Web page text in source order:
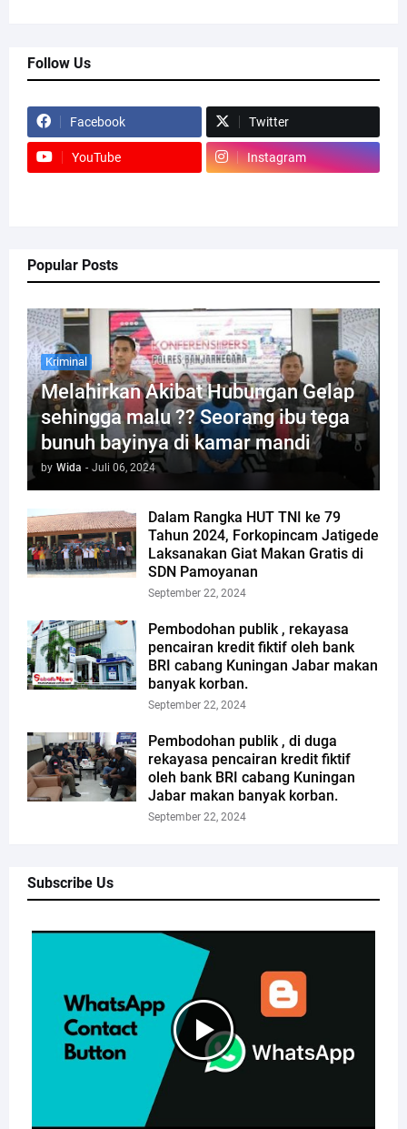
Follow Us
Facebook Twitter
YouTube Instagram
Popular Posts
Kriminal
Melahirkan Akibat Hubungan Gelap
sehingga malu ?? Seorang ibu tega
bunuh bayinya di kamar mandi
by Wida - Juli 06, 2024
Dalam Rangka HUT TNI ke 79
Tahun 2024, Forkopincam Jatigede
Laksanakan Giat Makan Gratis di
SDN Pamoyanan
September 22, 2024
Pembodohan publik , rekayasa
pencairan kredit fiktif oleh bank
BRI cabang Kuningan Jabar makan
banyak korban.
September 22, 2024
Pembodohan publik , di duga
rekayasa pencairan kredit fiktif
oleh bank BRI cabang Kuningan
Jabar makan banyak korban.
September 22, 2024
Subscribe Us